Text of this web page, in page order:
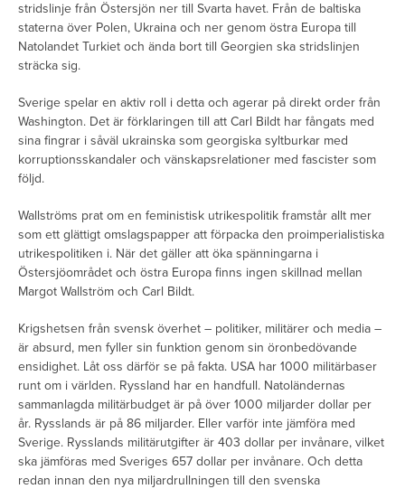
stridslinje från Östersjön ner till Svarta havet. Från de baltiska
staterna över Polen, Ukraina och ner genom östra Europa till
Natolandet Turkiet och ända bort till Georgien ska stridslinjen
sträcka sig.
Sverige spelar en aktiv roll i detta och agerar på direkt order från
Washington. Det är förklaringen till att Carl Bildt har fångats med
sina fingrar i såväl ukrainska som georgiska syltburkar med
korruptionsskandaler och vänskapsrelationer med fascister som
följd.
Wallströms prat om en feministisk utrikespolitik framstår allt mer
som ett glättigt omslagspapper att förpacka den proimperialistiska
utrikespolitiken i. När det gäller att öka spänningarna i
Östersjöområdet och östra Europa finns ingen skillnad mellan
Margot Wallström och Carl Bildt.
Krigshetsen från svensk överhet – politiker, militärer och media –
är absurd, men fyller sin funktion genom sin öronbedövande
ensidighet. Låt oss därför se på fakta. USA har 1000 militärbaser
runt om i världen. Ryssland har en handfull. Natoländernas
sammanlagda militärbudget är på över 1000 miljarder dollar per
år. Rysslands är på 86 miljarder. Eller varför inte jämföra med
Sverige. Rysslands militärutgifter är 403 dollar per invånare, vilket
ska jämföras med Sveriges 657 dollar per invånare. Och detta
redan innan den nya miljardrullningen till den svenska